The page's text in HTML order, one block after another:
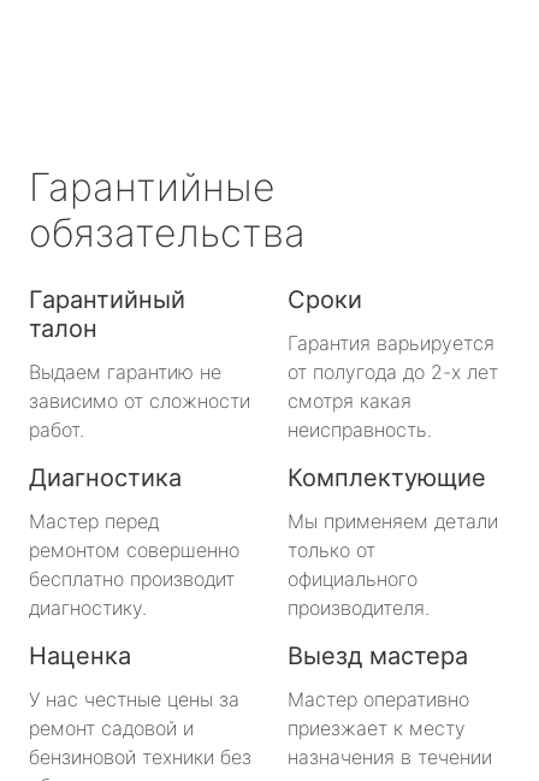
Гарантийные
обязательства
Гарантийный
талон
Выдаем гарантию не
зависимо от сложности
работ.
Сроки
Гарантия варьируется
от полугода до 2-х лет
смотря какая
неисправность.
Диагностика
Мастер перед
ремонтом совершенно
бесплатно производит
диагностику.
Комплектующие
Мы применяем детали
только от
официального
производителя.
Наценка
У нас честные цены за
ремонт садовой и
бензиновой техники без
Выезд мастера
Мастер оперативно
приезжает к месту
назначения в течении